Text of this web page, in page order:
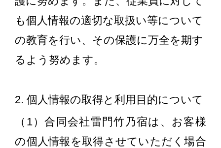
も個人情報の適切な取扱い等について
の教育を行い、その保護に万全を期す
るよう努めます。
2. 個人情報の取得と利用目的について
（1）合同会社雷門竹乃宿は、お客様
の個人情報を取得させていただく場合